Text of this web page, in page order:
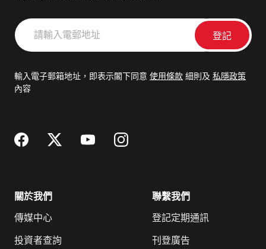
請
輸
郵
輸入電子郵箱地址，即表示閣下同意 使用條款 細則及 私隱政策
內容
關於我們
傳媒中心
投資者查詢
聯繫我們
登記定期通訊
刊登廣告